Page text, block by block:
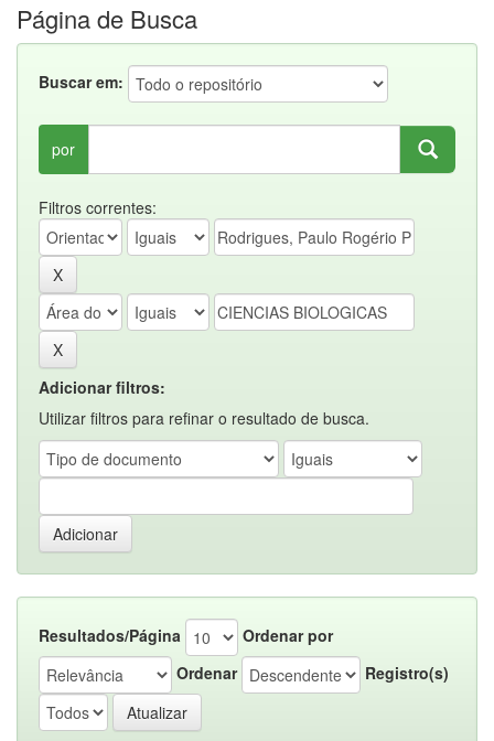
Página de Busca
Buscar em:
por
Filtros correntes:
Adicionar filtros:
Utilizar filtros para refinar o resultado de busca.
Resultados/Página
Ordenar por
Ordenar
Registro(s)